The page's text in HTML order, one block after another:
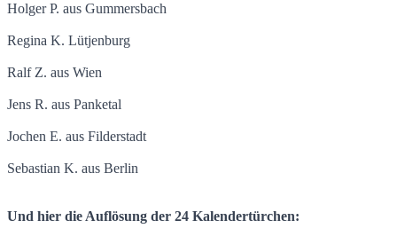
Holger P. aus Gummersbach
Regina K. Lütjenburg
Ralf Z. aus Wien
Jens R. aus Panketal
Jochen E. aus Filderstadt
Sebastian K. aus Berlin
Und hier die Auflösung der 24 Kalendertürchen: